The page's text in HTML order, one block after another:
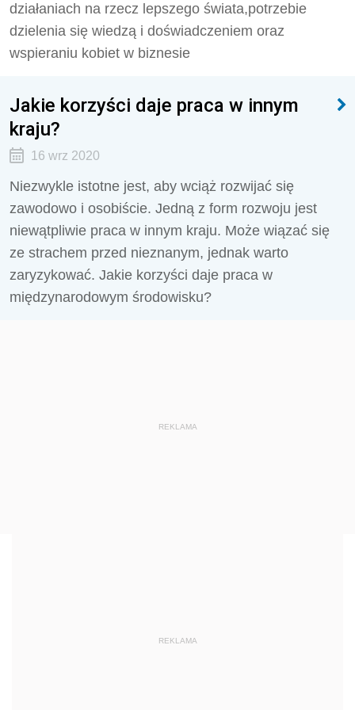
działaniach na rzecz lepszego świata,potrzebie
dzielenia się wiedzą i doświadczeniem oraz
wspieraniu kobiet w biznesie
Jakie korzyści daje praca w innym
kraju?
16 wrz 2020
Niezwykle istotne jest, aby wciąż rozwijać się
zawodowo i osobiście. Jedną z form rozwoju jest
niewątpliwie praca w innym kraju. Może wiązać się
ze strachem przed nieznanym, jednak warto
zaryzykować. Jakie korzyści daje praca w
międzynarodowym środowisku?
REKLAMA
REKLAMA